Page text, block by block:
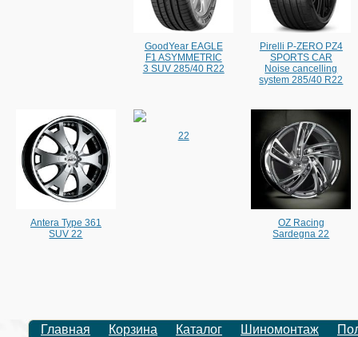
GoodYear EAGLE
F1 ASYMMETRIC
3 SUV 285/40 R22
Pirelli P-ZERO PZ4
SPORTS CAR
Noise cancelling
system 285/40 R22
Antera Type 361
SUV 22
22
OZ Racing
Sardegna 22
Главная Корзина Каталог Шиномонтаж